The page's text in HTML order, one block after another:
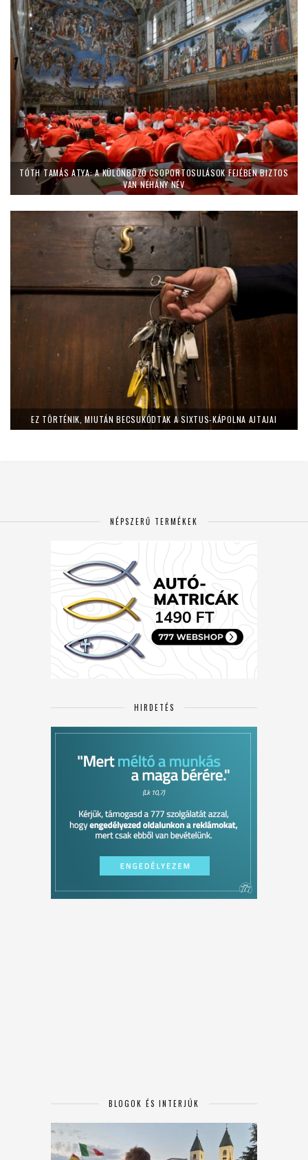
TÓTH TAMÁS ATYA: A KÜLÖNBÖZŐ CSOPORTOSULÁSOK FEJÉBEN BIZTOS
VAN NÉHÁNY NÉV
EZ TÖRTÉNIK, MIUTÁN BECSUKÓDTAK A SIXTUS-KÁPOLNA AJTAJAI
NÉPSZERŰ TERMÉKEK
HIRDETÉS
BLOGOK ÉS INTERJÚK